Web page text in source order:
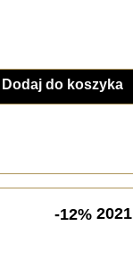
Dodaj do koszyka
-12% 2021